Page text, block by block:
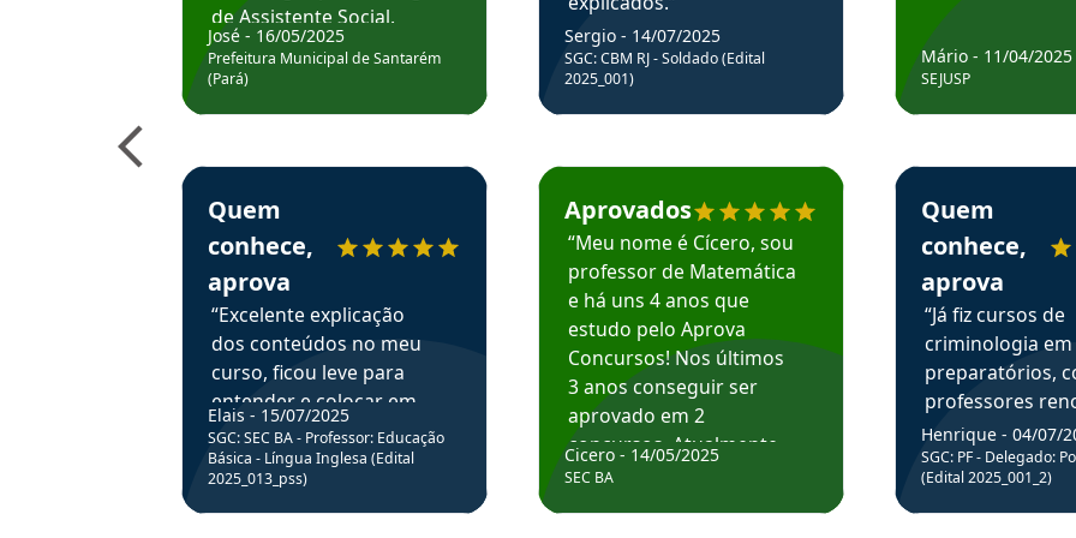
de Assistente Social.
Hoje estou atuando na
Prefeitura de Santarém.
José - 16/05/2025
Prefeitura Municipal de Santarém
(Pará)
Estudante Elais recomenda o Aprova Concursos em depoimento
Quem
conhece,
aprova
“Excelente explicação
dos conteúdos no meu
curso, ficou leve para
entender e colocar em
prática através da
resolução de questões.”
Elais - 15/07/2025
SGC: SEC BA - Professor: Educação
Básica - Língua Inglesa (Edital
2025_013_pss)
Sergio - 14/07/2025
SGC: CBM RJ - Soldado (Edital
2025_001)
Estudante Cicero recomenda o Aprova Concursos em depoimento
Aprovados
“Meu nome é Cícero, sou
professor de Matemática
e há uns 4 anos que
estudo pelo Aprova
Concursos! Nos últimos
3 anos conseguir ser
aprovado em 2
concursos. Atualmente,
estou atuando como
Cicero - 14/05/2025
SEC BA
Mário - 11/04/2025
SEJUSP
Estudante Henrique
Quem
conhece,
aprova
“Já fiz cursos de
criminologia em
preparatórios,
professores
fiz curso em pós
graduação.
Professor do
sem dúvida, o
Henrique - 04/07/
SGC: PF - Delegado:
(Edital 2025_001_2)